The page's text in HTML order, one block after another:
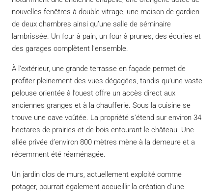
nouvelles fenêtres à double vitrage, une maison de gardien
de deux chambres ainsi qu’une salle de séminaire
lambrissée. Un four à pain, un four à prunes, des écuries et
des garages complètent l’ensemble.
À l’extérieur, une grande terrasse en façade permet de
profiter pleinement des vues dégagées, tandis qu’une vaste
pelouse orientée à l’ouest offre un accès direct aux
anciennes granges et à la chaufferie. Sous la cuisine se
trouve une cave voûtée. La propriété s’étend sur environ 34
hectares de prairies et de bois entourant le château. Une
allée privée d’environ 800 mètres mène à la demeure et a
récemment été réaménagée.
Un jardin clos de murs, actuellement exploité comme
potager, pourrait également accueillir la création d’une